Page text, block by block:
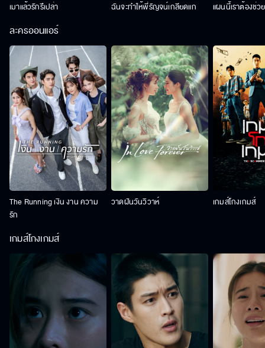
เมาแล้วรักรึเปล่า ฉันจะทำให้พี่รัญจน์เกลียดแก แผนนี้เราต้องช่ว
ละครออนแอร์
The Running เงิน งาน ความ
รัก
วาดฝันวันวิวาห์ เกมส์โกงเกมส์
เกมส์โกงเกมส์